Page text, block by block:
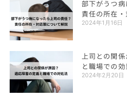
部下がうつ
責任の所在
2024年1月16日
上司との関
と職場での
2024年2月20日